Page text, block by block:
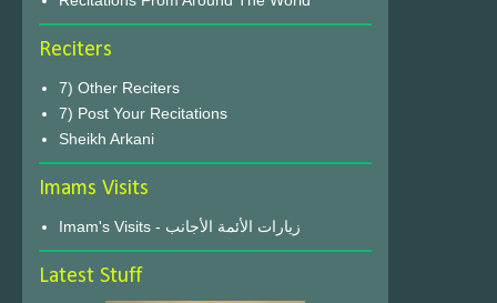
Reciters
7) Other Reciters
7) Post Your Recitations
Sheikh Arkani
Imams Visits
Imam's Visits - زيارات الأئمة الأجانب
Latest Stuff